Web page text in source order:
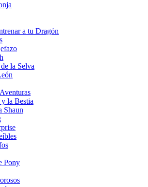
a tu Dragón
la Selva
la Bestia
Shaun
Pony